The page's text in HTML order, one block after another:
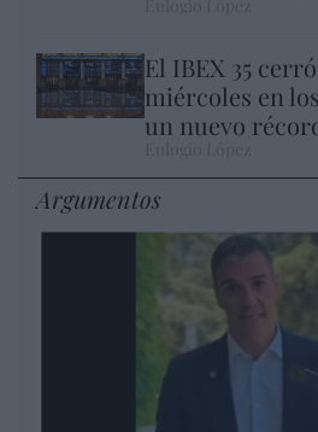
El IBEX 35
miércoles en
un nuevo
Argumentos